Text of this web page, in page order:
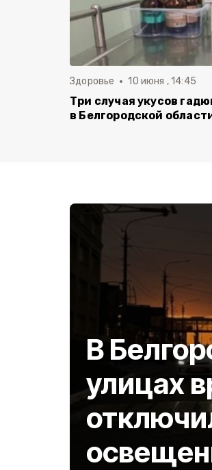
Здоровье 10 июня , 14:45
Три случая укусов
в Белгородской
В
улицах